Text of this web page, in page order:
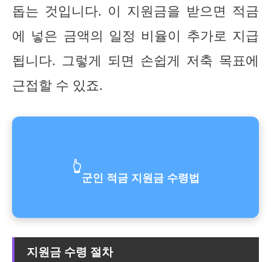
돕는 것입니다. 이 지원금을 받으면 적금
에 넣은 금액의 일정 비율이 추가로 지급
됩니다. 그렇게 되면 손쉽게 저축 목표에
근접할 수 있죠.
👆
군인 적금 지원금 수령법
지원금 수령 절차